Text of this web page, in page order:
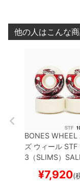
他の人はこんな
BONES WHEEL
ズ ウィール STF
3（SLIMS）
ボード スケボー
¥7,920(